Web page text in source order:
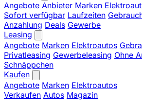
Angebote Anbieter Marken
Sofort verfügbar Laufzeiten
Anzahlung Deals Gewerbe
Leasing
Angebote Marken Elektroautos
Privatleasing Gewerbeleasing Ohne
Schnäppchen
Kaufen
Angebote Marken Elektroautos
Verkaufen Autos Magazin